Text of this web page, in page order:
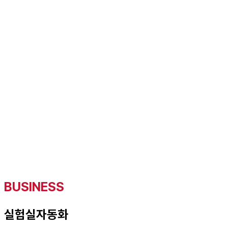
BUSINESS
실험실자동화